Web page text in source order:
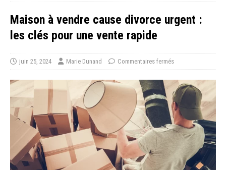
Maison à vendre cause divorce urgent :
les clés pour une vente rapide
juin 25, 2024 Marie Dunand Commentaires fermés